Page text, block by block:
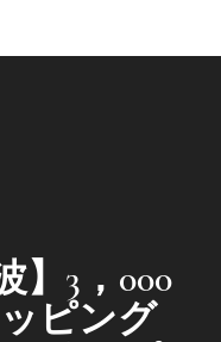
】3，000
ピング